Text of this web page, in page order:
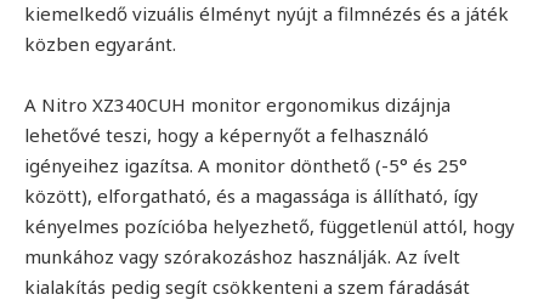
kiemelkedő vizuális élményt nyújt a filmnézés és a játék
közben egyaránt.
A Nitro XZ340CUH monitor ergonomikus dizájnja
lehetővé teszi, hogy a képernyőt a felhasználó
igényeihez igazítsa. A monitor dönthető (-5° és 25°
között), elforgatható, és a magassága is állítható, így
kényelmes pozícióba helyezhető, függetlenül attól, hogy
munkához vagy szórakozáshoz használják. Az ívelt
kialakítás pedig segít csökkenteni a szem fáradását